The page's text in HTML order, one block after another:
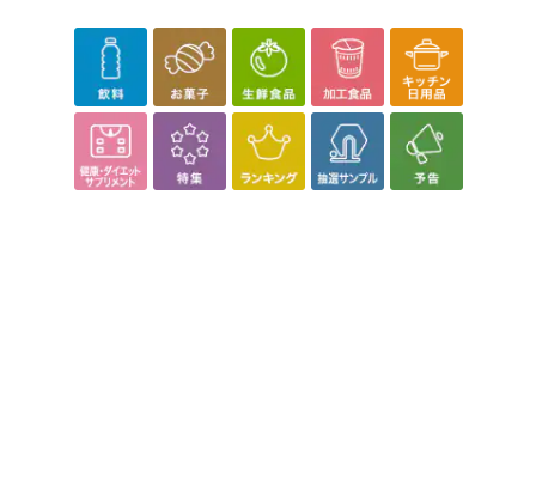
記載されている内容を必ずご確認いただき、お届けする商品セット
にご納得いただきましたうえでお申し込みください。
※パッケージ変更や商品リニューアル(成分など含む)等により、参考
の掲載画像や画像内のバーコードなど、お届け商品と多少異なる場
合がございます。
また、[新たな加工食品の原料原産地表示制度]の経過措置期間の終